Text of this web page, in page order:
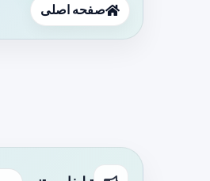
صفحه اصلی